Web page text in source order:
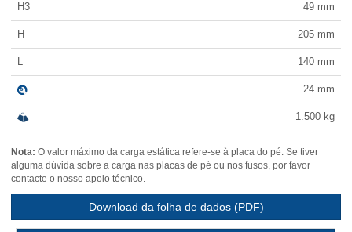
H3 49 mm
H 205 mm
L 140 mm
24 mm
1.500 kg
Nota: O valor máximo da carga estática refere-se à placa do pé. Se tiver
alguma dúvida sobre a carga nas placas de pé ou nos fusos, por favor
contacte o nosso apoio técnico.
Download da folha de dados (PDF)